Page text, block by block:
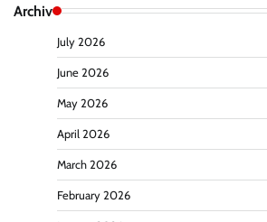
Archiv
July 2026
June 2026
May 2026
April 2026
March 2026
February 2026